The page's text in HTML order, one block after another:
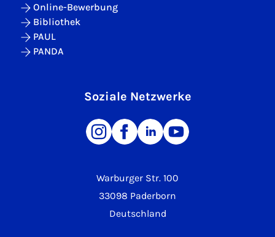
Warburger Str. 100
33098 Paderborn
Deutschland
Online-Bewerbung
Bibliothek
PAUL
PANDA
Soziale Netzwerke